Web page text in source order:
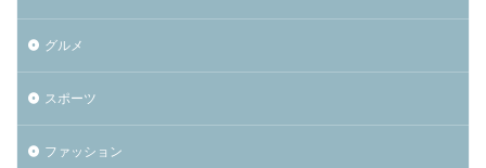
グルメ
スポーツ
ファッション